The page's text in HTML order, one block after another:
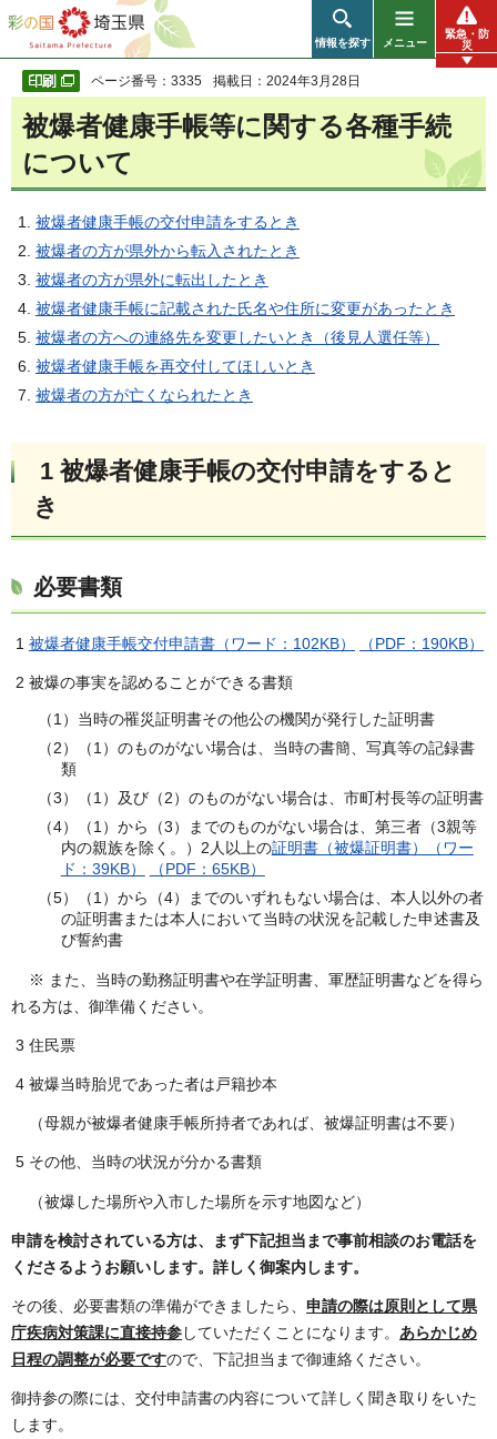
彩の国 埼玉県
情報を探す メニュー
緊急・防
災
ページ番号：3335 掲載日：2024年3月28日
被爆者健康手帳等に関する各種手続
について
被爆者健康手帳の交付申請をするとき
被爆者の方が県外から転入されたとき
被爆者の方が県外に転出したとき
被爆者健康手帳に記載された氏名や住所に変更があったとき
被爆者の方への連絡先を変更したいとき（後見人選任等）
被爆者健康手帳を再交付してほしいとき
被爆者の方が亡くなられたとき
1 被爆者健康手帳の交付申請をすると
き
必要書類
1 被爆者健康手帳交付申請書（ワード：102KB） （PDF：190KB）
2 被爆の事実を認めることができる書類
（1）当時の罹災証明書その他公の機関が発行した証明書
（2）（1）のものがない場合は、当時の書簡、写真等の記録書
類
（3）（1）及び（2）のものがない場合は、市町村長等の証明書
（4）（1）から（3）までのものがない場合は、第三者（3親等
内の親族を除く。）2人以上の証明書（被爆証明書）（ワー
ド：39KB）
（PDF：65KB）
（5）（1）から（4）までのいずれもない場合は、本人以外の者
の証明書または本人において当時の状況を記載した申述書及
び誓約書
※ また、当時の勤務証明書や在学証明書、軍歴証明書などを得ら
れる方は、御準備ください。
3 住民票
4 被爆当時胎児であった者は戸籍抄本
（母親が被爆者健康手帳所持者であれば、被爆証明書は不要）
5 その他、当時の状況が分かる書類
（被爆した場所や入市した場所を示す地図など）
申請を検討されている方は、まず下記担当まで事前相談のお電話を
くださるようお願いします。詳しく御案内します。
その後、必要書類の準備ができましたら、 申請の際は原則として県
庁疾病対策課に直接持参していただくことになります。 あらかじめ
日程の調整が必要ですので、下記担当まで御連絡ください。
御持参の際には、交付申請書の内容について詳しく聞き取りをいた
します。